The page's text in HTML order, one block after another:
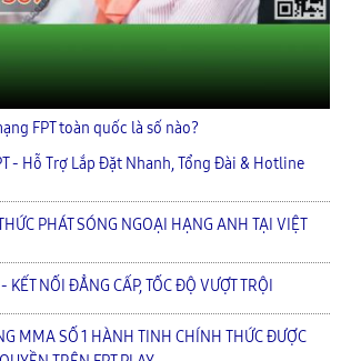
FPT toàn quốc là số nào?
- Hỗ Trợ Lắp Đặt Nhanh, Tổng Đài & Hotline
PHÁT SÓNG NGOẠI HẠNG ANH TẠI VIỆT
KẾT NỐI ĐẲNG CẤP, TỐC ĐỘ VƯỢT TRỘI
MMA SỐ 1 HÀNH TINH CHÍNH THỨC ĐƯỢC